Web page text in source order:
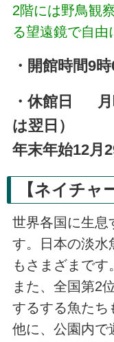
2階には野鳥観
る望遠鏡で自由
・開館時間9
・休館日 月
は翌日）
年末年始12月
【ネイチャ
世界各国に生息
す。日本の淡水
もさまざまです。
また、全国第2
するする魚たち
他に、公園内で